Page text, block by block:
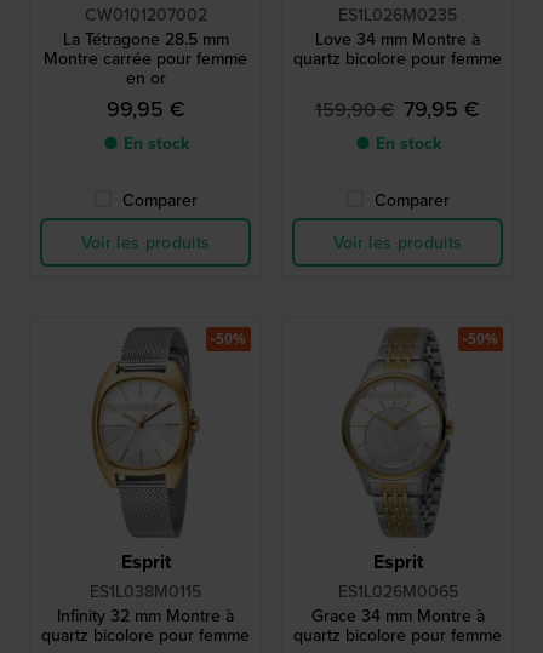
CW0101207002
La Tétragone 28.5 mm
Montre carrée pour femme
en or
99,95 €
● En stock
Comparer
Voir les produits
ES1L026M0235
Love 34 mm Montre à
quartz bicolore pour femme
159,90 € 79,95 €
● En stock
Comparer
Voir les produits
Esprit
ES1L038M0115
Infinity 32 mm Montre à
quartz bicolore pour femme
-50%
Esprit
ES1L026M0065
Grace 34 mm Montre à
quartz bicolore pour femme
-50%